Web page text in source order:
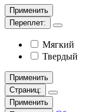
Применить
Переплет:
Мягкий
Твердый
Применить
Страниц:
Применить